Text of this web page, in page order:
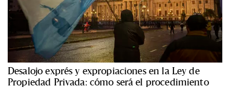
Desalojo exprés y expropiaciones en la Ley de
Propiedad Privada: cómo será el procedimiento